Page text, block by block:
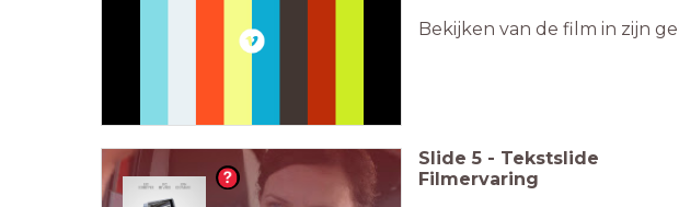
Bekijken van de film in zijn
Slide 5 - Tekstslide
Filmervaring